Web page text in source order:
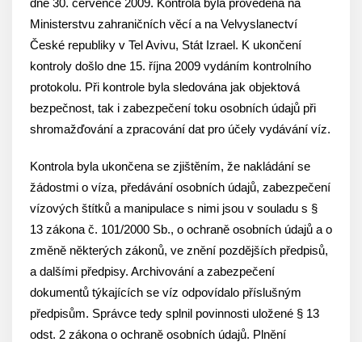
dne 30. července 2009. Kontrola byla provedena na
Ministerstvu zahraničních věcí a na Velvyslanectví
České republiky v Tel Avivu, Stát Izrael. K ukončení
kontroly došlo dne 15. října 2009 vydáním kontrolního
protokolu. Při kontrole byla sledována jak objektová
bezpečnost, tak i zabezpečení toku osobních údajů při
shromažďování a zpracování dat pro účely vydávání víz.
Kontrola byla ukončena se zjištěním, že nakládání se
žádostmi o víza, předávání osobních údajů, zabezpečení
vízových štítků a manipulace s nimi jsou v souladu s §
13 zákona č. 101/2000 Sb., o ochraně osobních údajů a o
změně některých zákonů, ve znění pozdějších předpisů,
a dalšími předpisy. Archivování a zabezpečení
dokumentů týkajících se víz odpovídalo příslušným
předpisům. Správce tedy splnil povinnosti uložené § 13
odst. 2 zákona o ochraně osobních údajů. Plnění